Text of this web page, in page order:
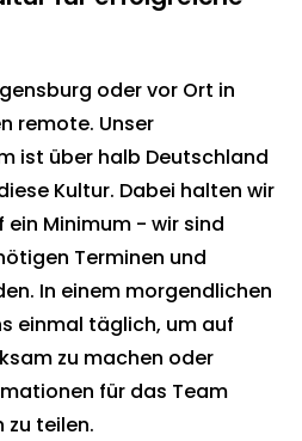
oder vor Ort in
remote. Unser
ist über halb Deutschland
Kultur. Dabei halten wir
Minimum - wir sind
Terminen und
In einem morgendlichen
einmal täglich, um auf
zu machen oder
für das Team
zu teilen.